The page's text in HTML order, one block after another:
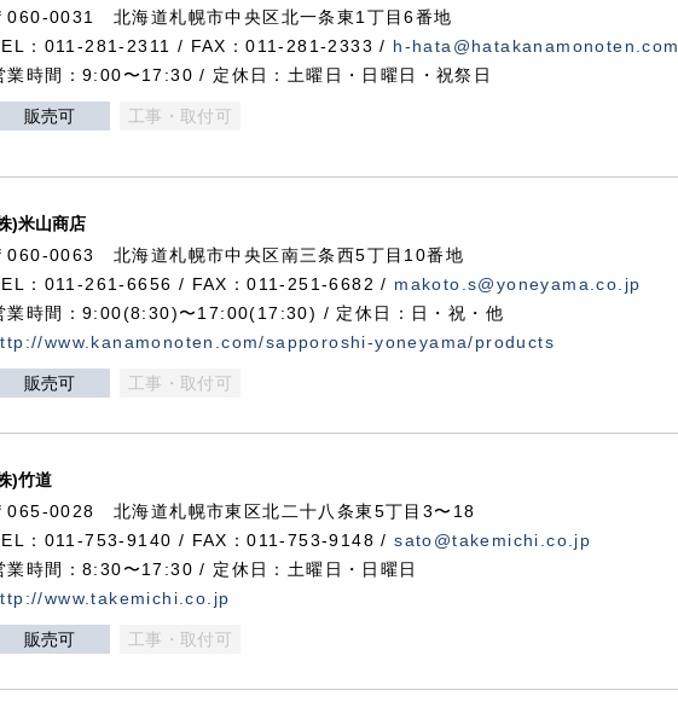
060-0031 北海道札幌市中央区北一条東1丁目6番地
：011-281-2311 / FAX：011-281-2333 / h-hata@hatakanamonoten.com
業時間：9:00〜17:30 / 定休日：土曜日・日曜日・祝祭日
販売可 工事・取付可
)米山商店
060-0063 北海道札幌市中央区南三条西5丁目10番地
：011-261-6656 / FAX：011-251-6682 / makoto.s@yoneyama.co.jp
業時間：9:00(8:30)〜17:00(17:30) / 定休日：日・祝・他
www.kanamonoten.com/sapporoshi-yoneyama/products
販売可 工事・取付可
)竹道
065-0028 北海道札幌市東区北二十八条東5丁目3〜18
：011-753-9140 / FAX：011-753-9148 /sato@takemichi.co.jp
業時間：8:30〜17:30 / 定休日：土曜日・日曜日
www.takemichi.co.jp
販売可 工事・取付可